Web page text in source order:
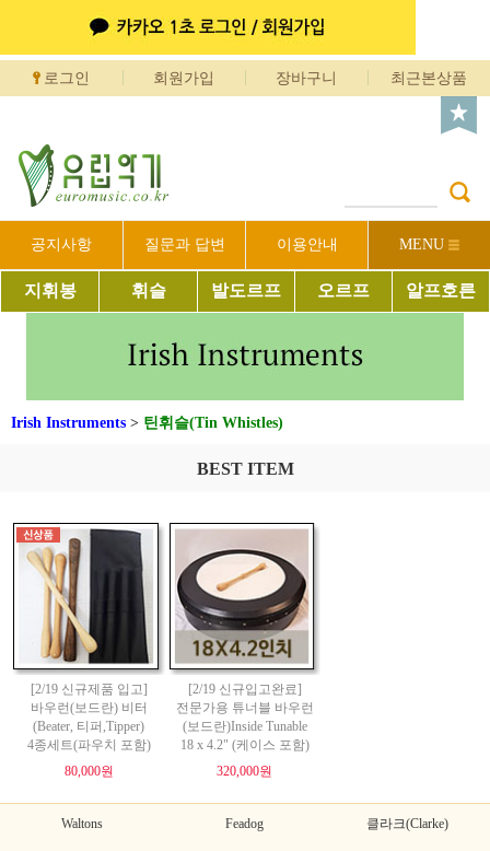
로그인 회원가입 장바구니 최근본상품
공지사항 질문과 답변 이용안내 MENU
지휘봉 휘슬 발도르프 오르프 알프호른
Irish Instruments > 틴휘슬(Tin Whistles)
BEST ITEM
[2/19 신규제품 입고]
바우런(보드란) 비터
(Beater, 티퍼,Tipper)
4종세트(파우치 포함)
80,000원
[2/19 신규입고완료]
전문가용 튜너블 바우런
(보드란)Inside Tunable
18 x 4.2" (케이스 포함)
320,000원
Waltons Feadog 클라크(Clarke)